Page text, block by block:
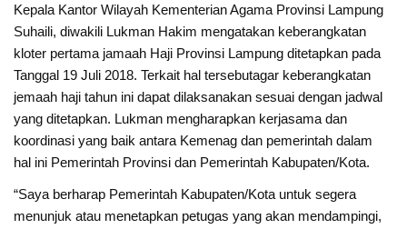
Kepala Kantor Wilayah Kementerian Agama Provinsi Lampung
Suhaili, diwakili Lukman Hakim mengatakan keberangkatan
kloter pertama jamaah Haji Provinsi Lampung ditetapkan pada
Tanggal 19 Juli 2018. Terkait hal tersebutagar keberangkatan
jemaah haji tahun ini dapat dilaksanakan sesuai dengan jadwal
yang ditetapkan. Lukman mengharapkan kerjasama dan
koordinasi yang baik antara Kemenag dan pemerintah dalam
hal ini Pemerintah Provinsi dan Pemerintah Kabupaten/Kota.
“Saya berharap Pemerintah Kabupaten/Kota untuk segera
menunjuk atau menetapkan petugas yang akan mendampingi,